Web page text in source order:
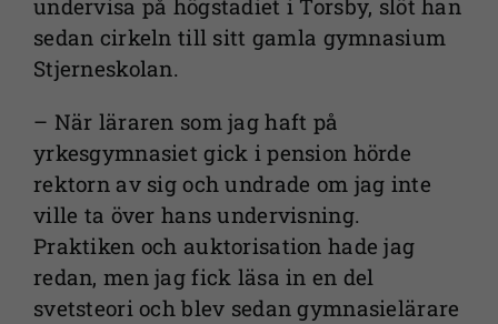
undervisa på högstadiet i Torsby, slöt han
sedan cirkeln till sitt gamla gymnasium
Stjerneskolan.
­– När läraren som jag haft på
yrkesgymnasiet gick i pension hörde
rektorn av sig och undrade om jag inte
ville ta över hans undervisning.
Praktiken och auktorisation hade jag
redan, men jag fick läsa in en del
svetsteori och blev sedan gymnasielärare